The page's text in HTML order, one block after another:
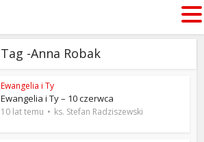
Tag -Anna Robak
Ewangelia i Ty
Ewangelia i Ty – 10 czerwca
10 lat temu ks. Stefan Radziszewski